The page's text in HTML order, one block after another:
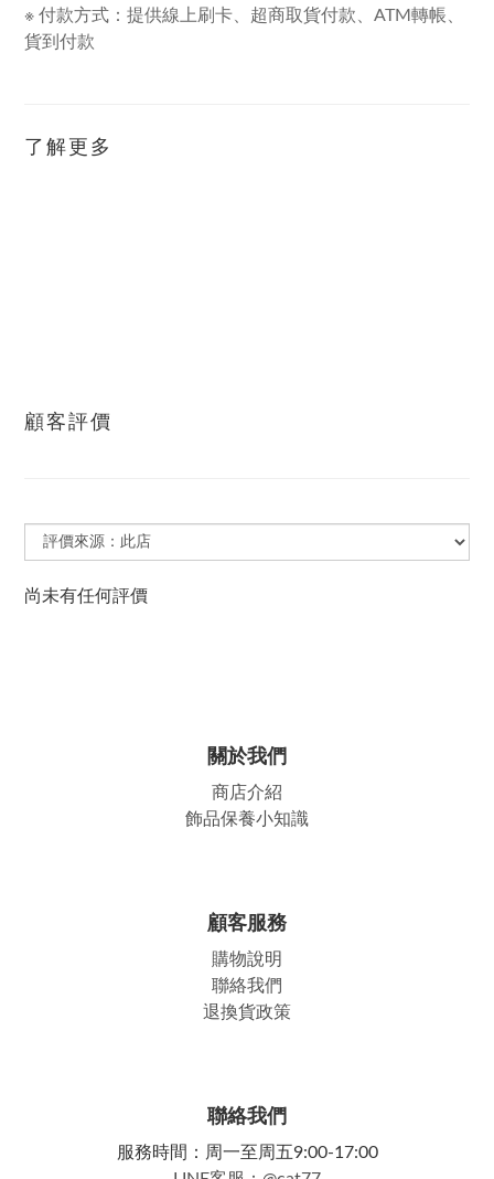
※ 付款方式：提供線上刷卡、超商取貨付款、ATM轉帳、
貨到付款
了解更多
顧客評價
尚未有任何評價
關於我們
商店介紹
飾品保養小知識
顧客服務
購物說明
聯絡我們
退換貨政策
聯絡我們
服務時間：周一至周五9:00-17:00